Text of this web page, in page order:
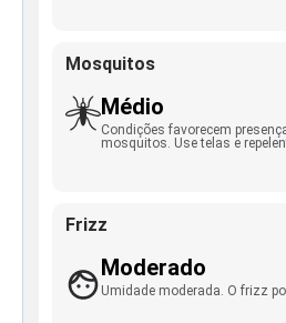
Mosquitos
Médio
Condições favorecem
mosquitos. Use telas e
Frizz
Moderado
Umidade moderada. O frizz